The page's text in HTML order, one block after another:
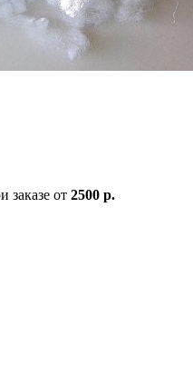
заказе от 2500 р.